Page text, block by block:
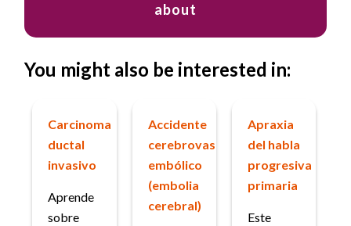
about
You might also be interested in:
Carcinoma
ductal
invasivo
Aprende
sobre
Accidente
cerebrovascular
embólico
(embolia
cerebral)
Apraxia
del habla
progresiva
primaria
Este